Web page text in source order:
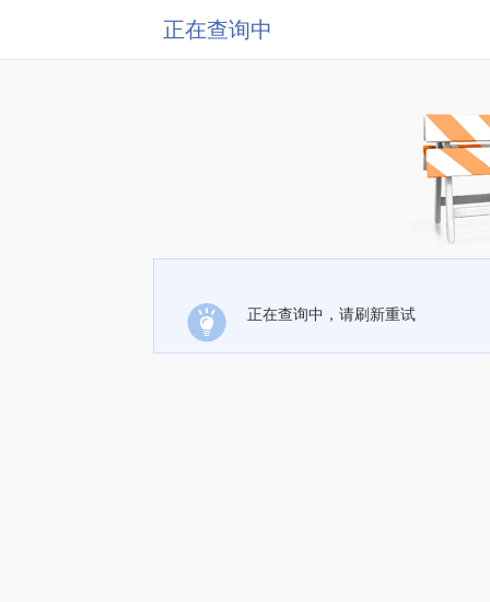
正在查询中
正在查询中，请刷新重试